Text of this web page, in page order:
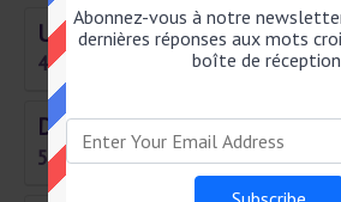
UNE FOIS FAIT, ON VEUT
4 Lettres
DUC AS– SASSINÉ SOUS
5 Lettres
Abonnez-vous à notre
dernières réponses aux mots
boîte de